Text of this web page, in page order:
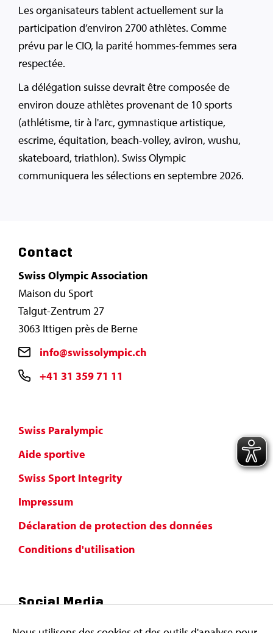
Les organisateurs tablent actuellement sur la
participation d’environ 2700 athlètes. Comme
prévu par le CIO, la parité hommes-femmes sera
respectée.
La délégation suisse devrait être composée de
environ douze athlètes provenant de 10 sports
(athlétisme, tir à l'arc, gymnastique artistique,
escrime, équitation, beach-volley, aviron, wushu,
skateboard, triathlon). Swiss Olympic
communiquera les sélections en septembre 2026.
Contact
Swiss Olympic Association
Maison du Sport
Talgut-Zentrum 27
3063 Ittigen près de Berne
info@swissolympic.ch
+41 31 359 71 11
Swiss Paralympic
Aide sportive
Swiss Sport Integrity
Impressum
Déclaration de protection des données
Conditions d'utilisation
Social Media